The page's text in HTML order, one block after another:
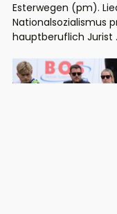
Esterwegen (pm).
Nationalsozialismus
hauptberuflich Jurist